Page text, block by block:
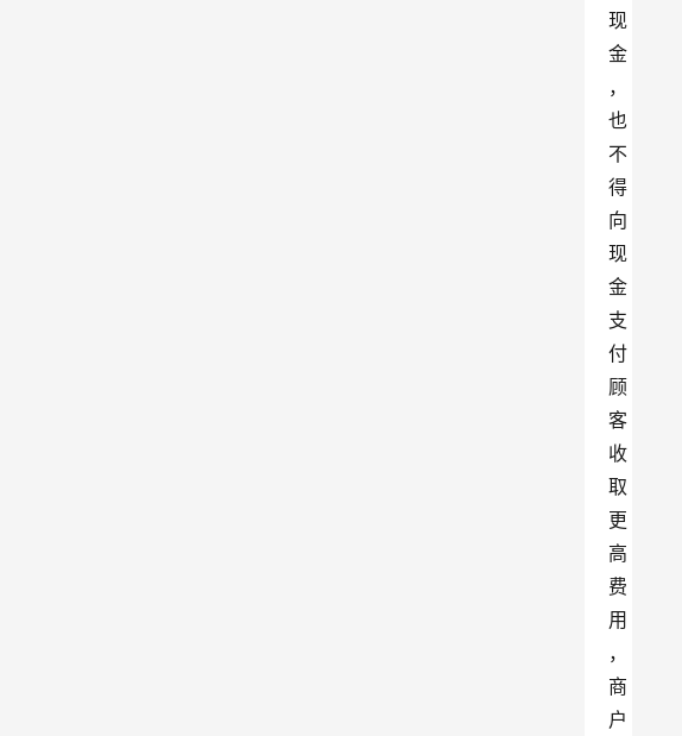
现
金
，
也
不
得
向
现
金
支
付
顾
客
收
取
更
高
费
用
，
商
户